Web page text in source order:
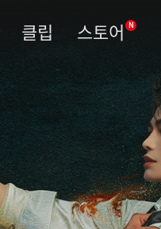
클립 스토어 N